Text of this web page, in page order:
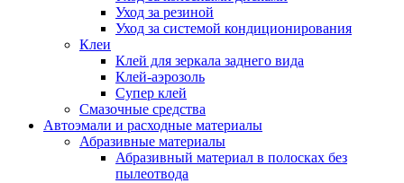
Уход за резиной
Уход за системой кондиционирования
Клеи
Клей для зеркала заднего вида
Клей-аэрозоль
Супер клей
Смазочные средства
Автоэмали и расходные материалы
Абразивные материалы
Абразивный материал в полосках без
пылеотвода